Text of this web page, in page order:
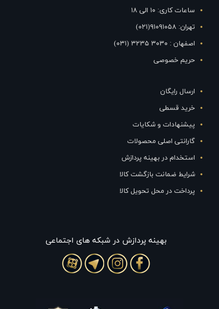
ساعات کاری: ۱۰ الی ۱۸
تهران: ۹۱۰۹۱۰۵۸(۰۲۱)
اصفهان : ۳۰۳۰ ۳۲۳۵ (۰۳۱)
حریم خصوصی
ارسال رایگان
خرید قسطی
پیشنهادات و شکایات
گارانتی اصلی محصولات
استخدام در بهینه پردازش
شرایط ضمانت بازگشت کالا
پرداخت در محل تحویل کالا
بهينه پردازش در شبکه های اجتماعی